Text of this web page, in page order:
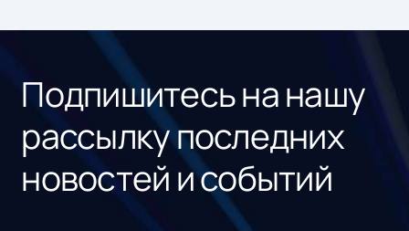
Подпишитесь на нашу
рассылку последних
новостей и событий